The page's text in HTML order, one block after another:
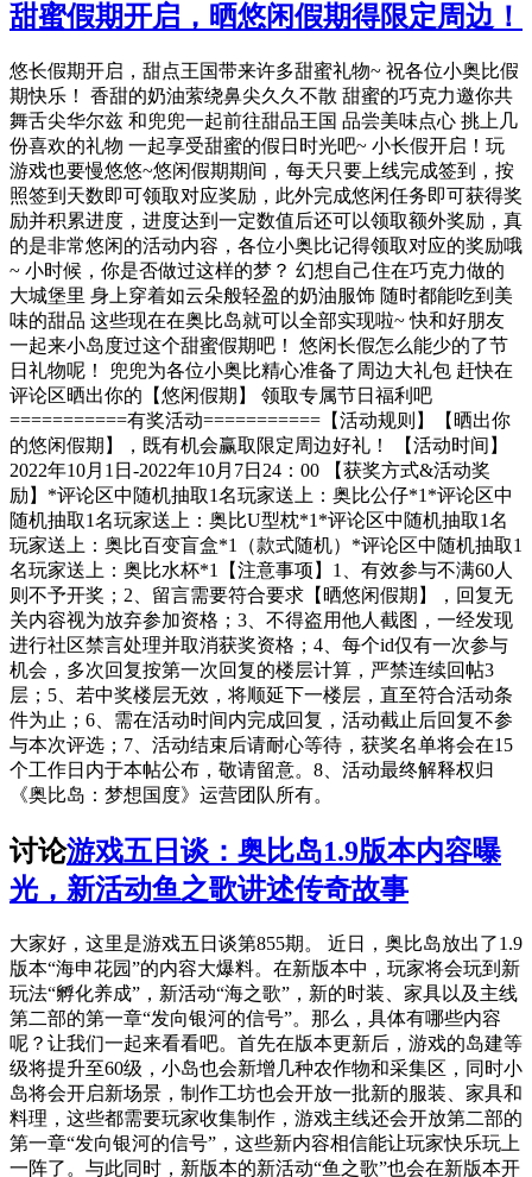
甜蜜假期开启，晒悠闲假期得限定周边！
悠长假期开启，甜点王国带来许多甜蜜礼物~ 祝各位小奥比假
期快乐！ 香甜的奶油萦绕鼻尖久久不散 甜蜜的巧克力邀你共
舞舌尖华尔兹 和兜兜一起前往甜品王国 品尝美味点心 挑上几
份喜欢的礼物 一起享受甜蜜的假日时光吧~ 小长假开启！玩
游戏也要慢悠悠~悠闲假期期间，每天只要上线完成签到，按
照签到天数即可领取对应奖励，此外完成悠闲任务即可获得奖
励并积累进度，进度达到一定数值后还可以领取额外奖励，真
的是非常悠闲的活动内容，各位小奥比记得领取对应的奖励哦
~ 小时候，你是否做过这样的梦？ 幻想自己住在巧克力做的
大城堡里 身上穿着如云朵般轻盈的奶油服饰 随时都能吃到美
味的甜品 这些现在在奥比岛就可以全部实现啦~ 快和好朋友
一起来小岛度过这个甜蜜假期吧！ 悠闲长假怎么能少的了节
日礼物呢！ 兜兜为各位小奥比精心准备了周边大礼包 赶快在
评论区晒出你的【悠闲假期】 领取专属节日福利吧
===========有奖活动===========【活动规则】【晒出你
的悠闲假期】，既有机会赢取限定周边好礼！ 【活动时间】
2022年10月1日-2022年10月7日24：00 【获奖方式&活动奖
励】*评论区中随机抽取1名玩家送上：奥比公仔*1*评论区中
随机抽取1名玩家送上：奥比U型枕*1*评论区中随机抽取1名
玩家送上：奥比百变盲盒*1（款式随机）*评论区中随机抽取1
名玩家送上：奥比水杯*1【注意事项】1、有效参与不满60人
则不予开奖；2、留言需要符合要求【晒悠闲假期】，回复无
关内容视为放弃参加资格；3、不得盗用他人截图，一经发现
进行社区禁言处理并取消获奖资格；4、每个id仅有一次参与
机会，多次回复按第一次回复的楼层计算，严禁连续回帖3
层；5、若中奖楼层无效，将顺延下一楼层，直至符合活动条
件为止；6、需在活动时间内完成回复，活动截止后回复不参
与本次评选；7、活动结束后请耐心等待，获奖名单将会在15
个工作日内于本帖公布，敬请留意。8、活动最终解释权归
《奥比岛：梦想国度》运营团队所有。
讨论游戏五日谈：奥比岛1.9版本内容曝
光，新活动鱼之歌讲述传奇故事
大家好，这里是游戏五日谈第855期。 近日，奥比岛放出了1.9
版本“海申花园”的内容大爆料。在新版本中，玩家将会玩到新
玩法“孵化养成”，新活动“海之歌”，新的时装、家具以及主线
第二部的第一章“发向银河的信号”。那么，具体有哪些内容
呢？让我们一起来看看吧。首先在版本更新后，游戏的岛建等
级将提升至60级，小岛也会新增几种农作物和采集区，同时小
岛将会开启新场景，制作工坊也会开放一批新的服装、家具和
料理，这些都需要玩家收集制作，游戏主线还会开放第二部的
第一章“发向银河的信号”，这些新内容相信能让玩家快乐玩上
一阵了。与此同时，新版本的新活动“鱼之歌”也会在新版本开